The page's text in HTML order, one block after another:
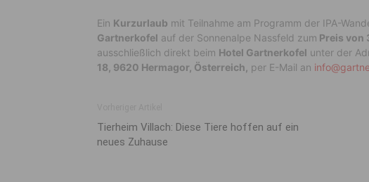
Ein Kurzurlaub mit Teilnahme am Programm der IPA-
Gartnerkofel auf der Sonnenalpe Nassfeld zum Preis von
ausschließlich direkt beim Hotel Gartnerkofel unter der
18, 9620 Hermagor, Österreich, per E-Mail an
Tierheim Villach: Diese Tiere hoffen auf ein
neues Zuhause